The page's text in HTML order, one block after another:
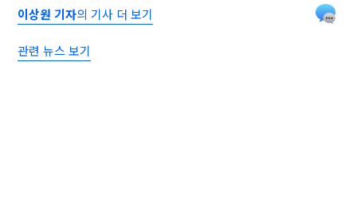
이상원 기자의 기사 더 보기
관련 뉴스 보기